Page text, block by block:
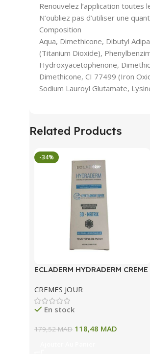
Renouvelez l’application
N’oubliez pas d’utiliser une
Composition
Aqua, Dimethicone, Dibutyl
(Titanium Dioxide),
Hydroxyacetophenone,
Dimethicone, CI 77499 (Iron
Sodium Lauroyl Glutamate,
Related Products
-34%
ECLADERM HYDRADERM CREME
ML
CREMES JOUR
En stock
179,52MAD 118,48 MAD